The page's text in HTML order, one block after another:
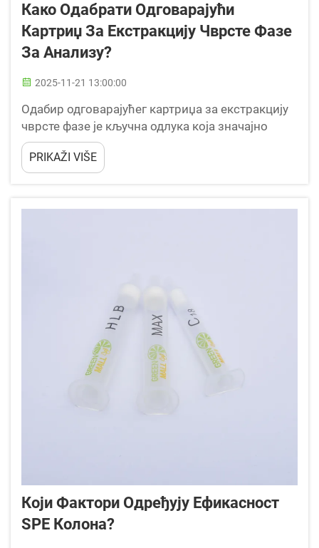
Како Одабрати Одговарајући
Картриџ За Екстракцију Чврсте Фазе
За Анализу?
2025-11-21 13:00:00
Одабир одговарајућег картриџа за екстракцију
чврсте фазе је кључна одлука која значајно
утиче на успех аналитичких поступака у
лабораторијама широм света. Сложеност
савремене аналитичке хемије захтева
PRIKAŽI VIŠE
Који Фактори Одређују Ефикасност
SPE Колона?